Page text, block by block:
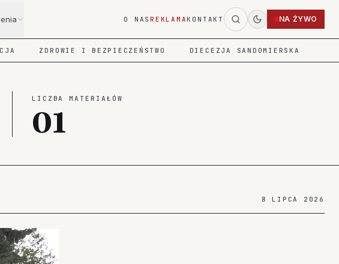
O NASREKLAMAKONTAKT NA ŻYWO
ZDROWIE I BEZPIECZEŃSTWO DIECEZJA SANDOMIERSKA
LICZBA MATERIAŁÓW
01
8 LIPCA 2026